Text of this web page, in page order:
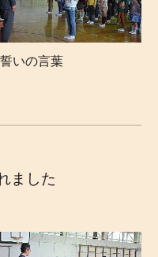
誓いの言葉
ました